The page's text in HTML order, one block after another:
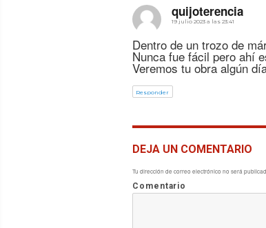
quijoterenciadice:
19 julio 2023 a las 23:41
Dentro de un trozo de
Nunca fue fácil pero ahí
Veremos tu obra algún
Responder
DEJA UN COMENTARIO
Tu dirección de correo electrónico no será
Comentario